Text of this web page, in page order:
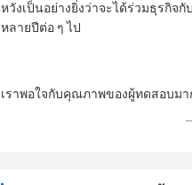
หวังเป็นอย่างยิ่งว่าจะได้ร่วมธุรกิจ
หลายปีต่อ ๆ ไป
เราพอใจกับคุณภาพของผู้ทดสอบมา